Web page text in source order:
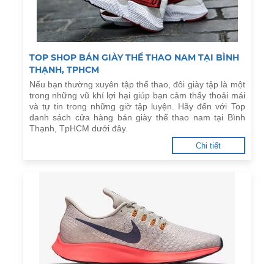
TOP SHOP BÁN GIÀY THỂ THAO NAM TẠI BÌNH
THẠNH, TPHCM
Nếu bạn thường xuyên tập thể thao, đôi giày tập là một
trong những vũ khí lợi hại giúp bạn cảm thấy thoải mái
và tự tin trong những giờ tập luyện. Hãy đến với Top
danh sách cửa hàng bán giày thể thao nam tại Bình
Thạnh, TpHCM dưới đây.
Chi tiết